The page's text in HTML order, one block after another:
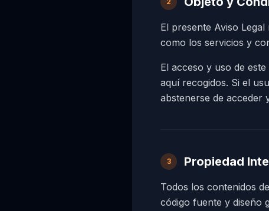
El presente Aviso
como los servicios y
El acceso y uso de
aquí recogidos. Si el
abstenerse de acceder
3 Propiedad
Todos los contenidos
código fuente y diseño